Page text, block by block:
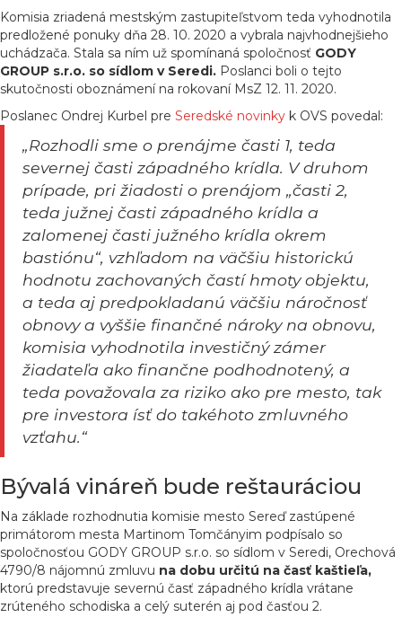
Komisia zriadená mestským zastupiteľstvom teda vyhodnotila
predložené ponuky dňa 28. 10. 2020 a vybrala najvhodnejšieho
uchádzača. Stala sa ním už spomínaná spoločnosť GODY
GROUP s.r.o. so sídlom v Seredi. Poslanci boli o tejto
skutočnosti oboznámení na rokovaní MsZ 12. 11. 2020.
Poslanec Ondrej Kurbel pre Seredské novinky k OVS povedal:
„Rozhodli sme o prenájme časti 1, teda
severnej časti západného krídla. V druhom
prípade, pri žiadosti o prenájom „časti 2,
teda južnej časti západného krídla a
zalomenej časti južného krídla okrem
bastiónu“, vzhľadom na väčšiu historickú
hodnotu zachovaných častí hmoty objektu,
a teda aj predpokladanú väčšiu náročnosť
obnovy a vyššie finančné nároky na obnovu,
komisia vyhodnotila investičný zámer
žiadateľa ako finančne podhodnotený, a
teda považovala za riziko ako pre mesto, tak
pre investora ísť do takéhoto zmluvného
vzťahu.“
Bývalá vináreň bude reštauráciou
Na základe rozhodnutia komisie mesto Sereď zastúpené
primátorom mesta Martinom Tomčányim podpísalo so
spoločnosťou GODY GROUP s.r.o. so sídlom v Seredi, Orechová
4790/8 nájomnú zmluvu na dobu určitú na časť kaštieľa,
ktorú predstavuje severnú časť západného krídla vrátane
zrúteného schodiska a celý suterén aj pod časťou 2.